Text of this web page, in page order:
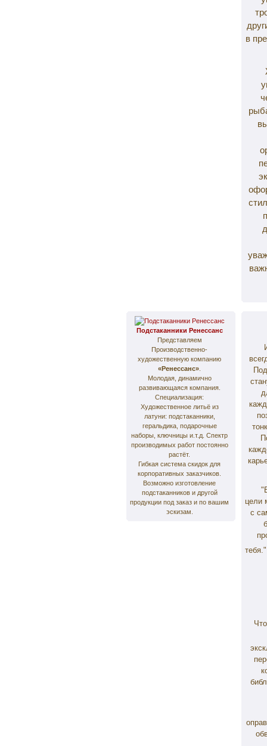
в
Подстаканники Ренессанс
Представляем
Производственно-
художественную компанию
«Ренессанс»
Молодая, динамично
развивающаяся компания.
Специализация:
Художественное литьё из
латуни: подстаканники,
геральдика, подарочные
наборы, ключницы и.т.д. Спектр
производимых работ постоянно
растёт.
Гибкая система скидок для
корпоративных заказчиков.
Возможно изготовление
подстаканников и другой
продукции под заказ и по вашим
эскизам.
"В
цели
с